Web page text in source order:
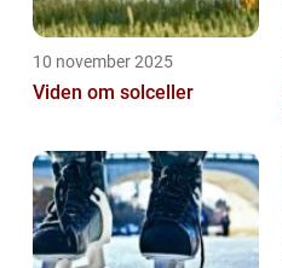
10 november 2025
Viden om solceller